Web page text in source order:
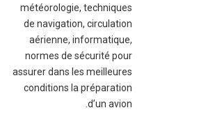
météorologie, techniques
de navigation, circulation
aérienne, informatique,
normes de sécurité pour
assurer dans les meilleures
conditions la préparation
d’un avion.